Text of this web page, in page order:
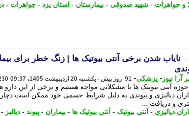
و جواهرات - شهید صدوقی - بیمارستان - استان یزد - جواهرات -
نایاب شدن برخی آنتی بیوتیک ها | زنگ خطر برای
آرا نیوز - پزشکی- 91 روز پیش - یکشنبه 20 اردیبهشت 1405، 09:37
آنتی بیوتیک ها با مشکلاتی مواجه هستیم و برخی از این دارو
دیالیزی و پیوندی به دلیل شرایط جسمی خود ممکن است
و دریافت ...
دیالیزی - آنتی بیوتیک - آنتی بیوتیک ها - بیماران - پیوند - دیالیز -